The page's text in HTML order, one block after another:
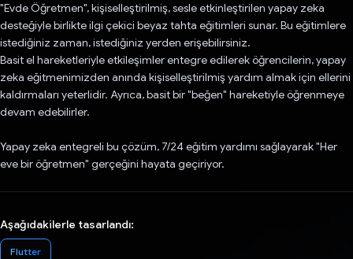
"Evde Öğretmen", kişiselleştirilmiş, sesle etkinleştirilen yapay zeka
desteğiyle birlikte ilgi çekici beyaz tahta eğitimleri sunar. Bu eğitimlere
istediğiniz zaman, istediğiniz yerden erişebilirsiniz.
Basit el hareketleriyle etkileşimler entegre edilerek öğrencilerin, yapay
zeka eğitmenimizden anında kişiselleştirilmiş yardım almak için ellerini
kaldırmaları yeterlidir. Ayrıca, basit bir "beğen" hareketiyle öğrenmeye
devam edebilirler.
Yapay zeka entegreli bu çözüm, 7/24 eğitim yardımı sağlayarak "Her
eve bir öğretmen" gerçeğini hayata geçiriyor.
Aşağıdakilerle tasarlandı:
Flutter